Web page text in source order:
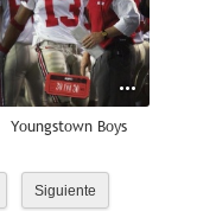
Youngstown Boys
Siguiente